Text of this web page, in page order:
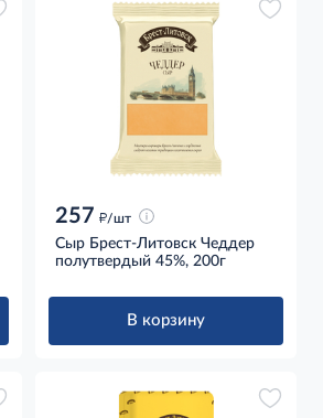
257 д/шт
Сыр Брест-Литовск Чеддер
полутвердый 45%, 200г
В корзину